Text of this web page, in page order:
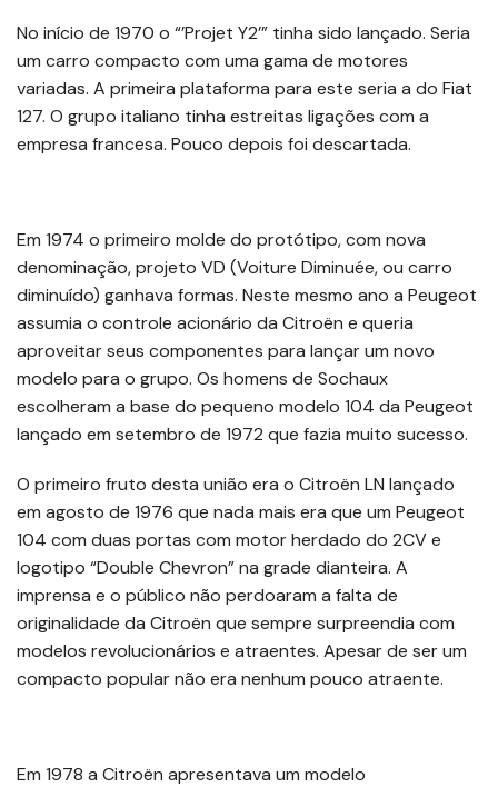
No início de 1970 o “’Projet Y2’” tinha sido lançado. Seria
um carro compacto com uma gama de motores
variadas. A primeira plataforma para este seria a do Fiat
127. O grupo italiano tinha estreitas ligações com a
empresa francesa. Pouco depois foi descartada.
Em 1974 o primeiro molde do protótipo, com nova
denominação, projeto VD (Voiture Diminuée, ou carro
diminuído) ganhava formas. Neste mesmo ano a Peugeot
assumia o controle acionário da Citroën e queria
aproveitar seus componentes para lançar um novo
modelo para o grupo. Os homens de Sochaux
escolheram a base do pequeno modelo 104 da Peugeot
lançado em setembro de 1972 que fazia muito sucesso.
O primeiro fruto desta união era o Citroën LN lançado
em agosto de 1976 que nada mais era que um Peugeot
104 com duas portas com motor herdado do 2CV e
logotipo “Double Chevron” na grade dianteira. A
imprensa e o público não perdoaram a falta de
originalidade da Citroën que sempre surpreendia com
modelos revolucionários e atraentes. Apesar de ser um
compacto popular não era nenhum pouco atraente.
Em 1978 a Citroën apresentava um modelo